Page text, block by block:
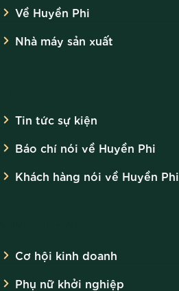
Về Huyền Phi
Nhà máy sản xuất
Tin tức sự kiện
Báo chí nói về Huyền Phi
Khách hàng nói về Huyền Phi
Cơ hội kinh doanh
Phụ nữ khởi nghiệp